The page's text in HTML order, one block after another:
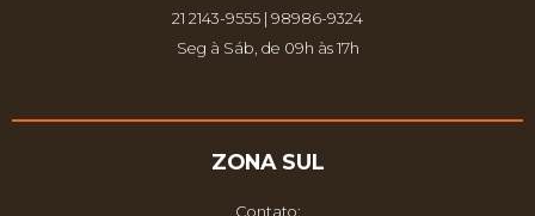
21 2143-9555 | 98986-9324
Seg à Sáb, de 09h às 17h
ZONA SUL
Contato: